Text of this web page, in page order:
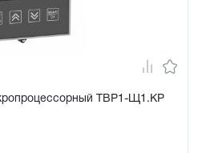
ТВР1-Щ1.КР